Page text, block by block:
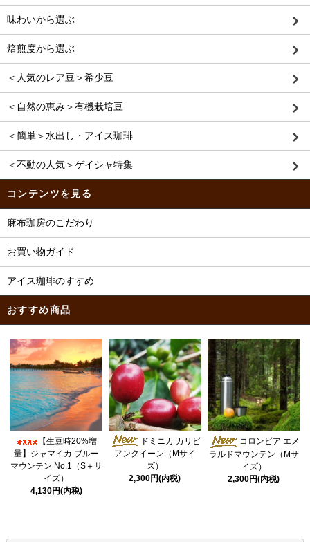
味わいから選ぶ
焙煎度から選ぶ
＜人気のレア豆＞希少豆
＜自然の恵み＞有機栽培豆
＜簡単＞水出し・アイス珈琲
＜不動の人気＞ゲイシャ特集
コンテンツを見る
麻布珈房のこだわり
お買い物ガイド
アイス珈琲のすすめ
おすすめ商品
【生豆時20%増
量】ジャマイカ ブルー
マウンテン No.1（S＋サ
イズ）
4,130円(内税)
ドミニカ カリビ
アンクイーン（Mサイ
ズ）
2,300円(内税)
コロンビア エメ
ラルドマウンテン（Mサ
イズ）
2,300円(内税)